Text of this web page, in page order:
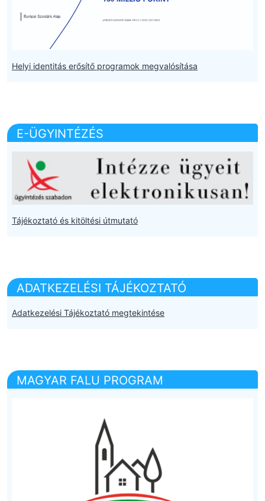
Helyi identitás erősítő programok megvalósítása
E-ÜGYINTÉZÉS
Tájékoztató és kitöltési útmutató
ADATKEZELÉSI TÁJÉKOZTATÓ
Adatkezelési Tájékoztató megtekintése
MAGYAR FALU PROGRAM